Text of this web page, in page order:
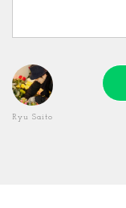
Ryu Saito